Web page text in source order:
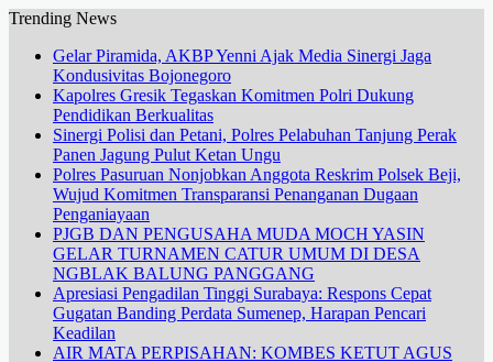
Trending News
Gelar Piramida, AKBP Yenni Ajak Media Sinergi Jaga
Kondusivitas Bojonegoro
Kapolres Gresik Tegaskan Komitmen Polri Dukung
Pendidikan Berkualitas
Sinergi Polisi dan Petani, Polres Pelabuhan Tanjung Perak
Panen Jagung Pulut Ketan Ungu
Polres Pasuruan Nonjobkan Anggota Reskrim Polsek Beji,
Wujud Komitmen Transparansi Penanganan Dugaan
Penganiayaan
PJGB DAN PENGUSAHA MUDA MOCH YASIN
GELAR TURNAMEN CATUR UMUM DI DESA
NGBLAK BALUNG PANGGANG
Apresiasi Pengadilan Tinggi Surabaya: Respons Cepat
Gugatan Banding Perdata Sumenep, Harapan Pencari
Keadilan
AIR MATA PERPISAHAN: KOMBES KETUT AGUS